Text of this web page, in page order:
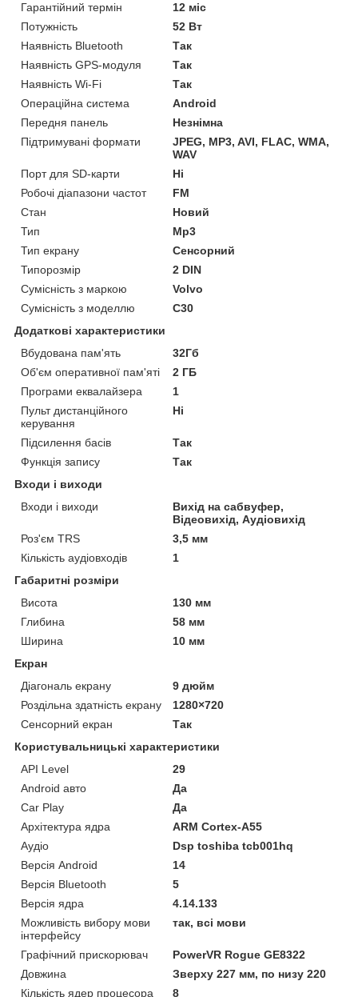
Гарантійний термін
12 міс
Потужність
52 Вт
Наявність Bluetooth
Так
Наявність GPS-модуля
Так
Наявність Wi-Fi
Так
Операційна система
Android
Передня панель
Незнімна
Підтримувані формати
JPEG, MP3, AVI, FLAC, WMA,
WAV
Порт для SD-карти
Ні
Робочі діапазони частот
FM
Стан
Новий
Тип
Mp3
Тип екрану
Сенсорний
Типорозмір
2 DIN
Сумісність з маркою
Volvo
Сумісність з моделлю
C30
Додаткові характеристики
Вбудована пам'ять
32Гб
Об'єм оперативної пам'яті
2 ГБ
Програми еквалайзера
1
Пульт дистанційного
керування
Ні
Підсилення басів
Так
Функція запису
Так
Входи і виходи
Входи і виходи
Вихід на сабвуфер,
Відеовихід, Аудіовихід
Роз'єм TRS
3,5 мм
Кількість аудіовходів
1
Габаритні розміри
Висота
130 мм
Глибина
58 мм
Ширина
10 мм
Екран
Діагональ екрану
9 дюйм
Роздільна здатність екрану
1280×720
Сенсорний екран
Так
Користувальницькі характеристики
API Level
29
Android авто
Да
Car Play
Да
Архітектура ядра
ARM Cortex-A55
Аудіо
Dsp toshiba tcb001hq
Версія Android
14
Версія Bluetooth
5
Версія ядра
4.14.133
Можливість вибору мови
інтерфейсу
так, всі мови
Графічний прискорювач
PowerVR Rogue GE8322
Довжина
Зверху 227 мм, по низу 220
Кількість ядер процесора
8